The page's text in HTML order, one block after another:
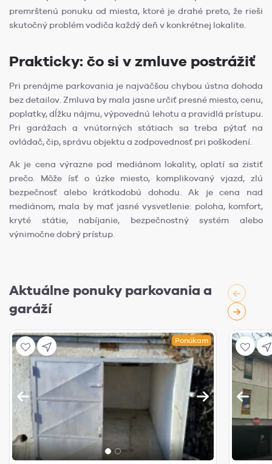
premrštenú ponuku od miesta, ktoré je drahé preto, že rieši
skutočný problém vodiča každý deň v konkrétnej lokalite.
Prakticky: čo si v zmluve postrážiť
Pri prenájme parkovania je najväčšou chybou ústna dohoda
bez detailov. Zmluva by mala jasne určiť presné miesto, cenu,
poplatky, dĺžku nájmu, výpovednú lehotu a pravidlá prístupu.
Pri garážach a vnútorných státiach sa treba pýtať na
ovládač, čip, správu objektu a zodpovednosť pri poškodení.
Ak je cena výrazne pod mediánom lokality, oplatí sa zistiť
prečo. Môže ísť o úzke miesto, komplikovaný vjazd, zlú
bezpečnosť alebo krátkodobú dohodu. Ak je cena nad
mediánom, mala by mať jasné vysvetlenie: poloha, komfort,
kryté státie, nabíjanie, bezpečnostný systém alebo
výnimočne dobrý prístup.
Aktuálne ponuky parkovania a
garáží
Ponúkam